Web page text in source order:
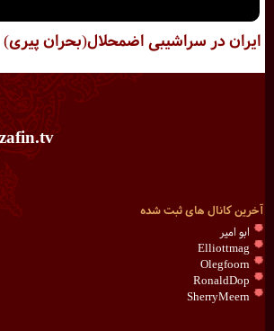
ایران در سراشیبی اضمحلال(بحران پیری)
آخرین کانال های ثبت شده
ابو امیر
Elliottmag
Olegfoorn
RonaldDop
SherryMeern